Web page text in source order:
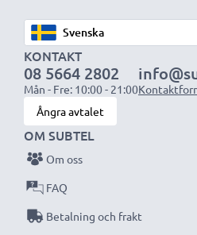
Varje CELLONIC batteri
tester för bästa prestanda
nu – snabb leverans & 3 års
KONTAKT
08 5664 2802
Mån - Fre: 10:00 - 21:00
Ångra avtalet
OM SUBTEL
Om oss
FAQ
Betalning och frakt